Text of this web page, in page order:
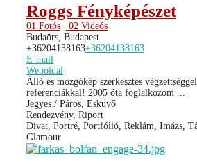
Roggs Fényképészet
01 Fotós
02 Videós
Budaörs, Budapest
+36204138163+36204138163
E-mail
Weboldal
Álló és mozgókép szerkesztés
referenciákkal! 2005 óta foglalkozom ...
Jegyes / Páros, Esküvő
Rendezvény, Riport
Divat, Portré, Portfólió, Reklám, Imázs,
Glamour